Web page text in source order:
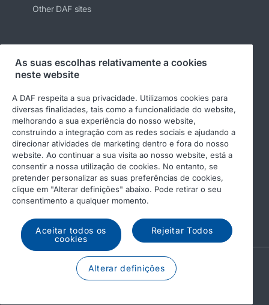
Other DAF sites
Siga-nos
© 2026 DAF
Aviso legal
Declaração de privacidade
DAF e cookies
A PACCAR COMPANY
DRIVEN BY QUALITY
As suas escolhas relativamente a cookies
neste website
A DAF respeita a sua privacidade. Utilizamos cookies para
diversas finalidades, tais como a funcionalidade do website,
melhorando a sua experiência do nosso website,
construindo a integração com as redes sociais e ajudando a
direcionar atividades de marketing dentro e fora do nosso
website. Ao continuar a sua visita ao nosso website, está a
consentir a nossa utilização de cookies. No entanto, se
pretender personalizar as suas preferências de cookies,
clique em "Alterar definições" abaixo. Pode retirar o seu
consentimento a qualquer momento.
Aceitar todos os
cookies
Rejeitar Todos
Alterar definições